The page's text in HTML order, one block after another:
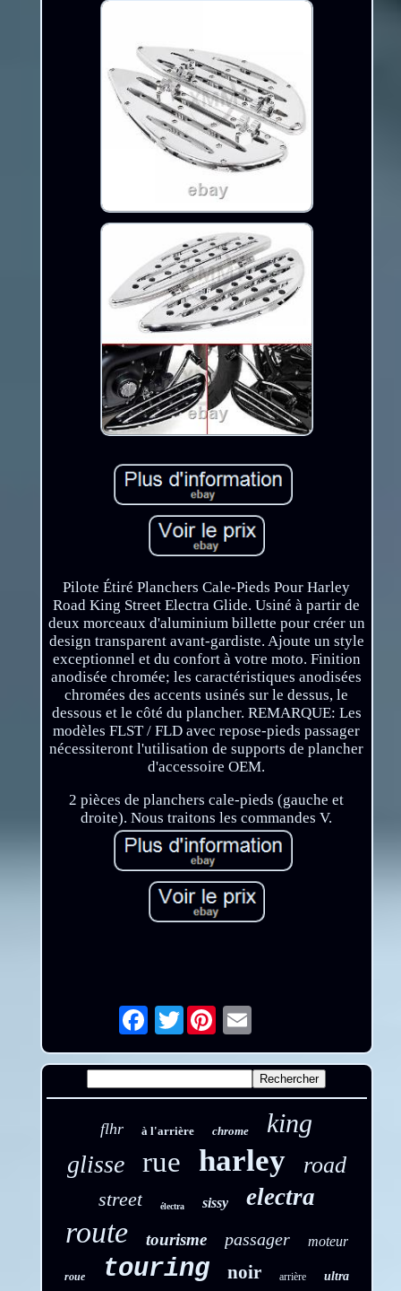
Pilote Étiré Planchers Cale-Pieds Pour Harley
Road King Street Electra Glide. Usiné à partir de
deux morceaux d'aluminium billette pour créer un
design transparent avant-gardiste. Ajoute un style
exceptionnel et du confort à votre moto. Finition
anodisée chromée; les caractéristiques anodisées
chromées des accents usinés sur le dessus, le
dessous et le côté du plancher. REMARQUE: Les
modèles FLST / FLD avec repose-pieds passager
nécessiteront l'utilisation de supports de plancher
d'accessoire OEM.
2 pièces de planchers cale-pieds (gauche et
droite). Nous traitons les commandes V.
Twitter Email
flhr à l'arrière chrome king
glisse rue harley road
street électra sissy electra
route tourisme passager moteur
roue touring noir arrière ultra